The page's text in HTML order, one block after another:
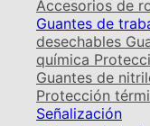
Accesorios de
Guantes de
desechables
química
Guantes de
Protección
Señalización